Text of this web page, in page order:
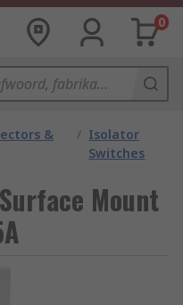
0
&
/ Isolator
Switches
Mount